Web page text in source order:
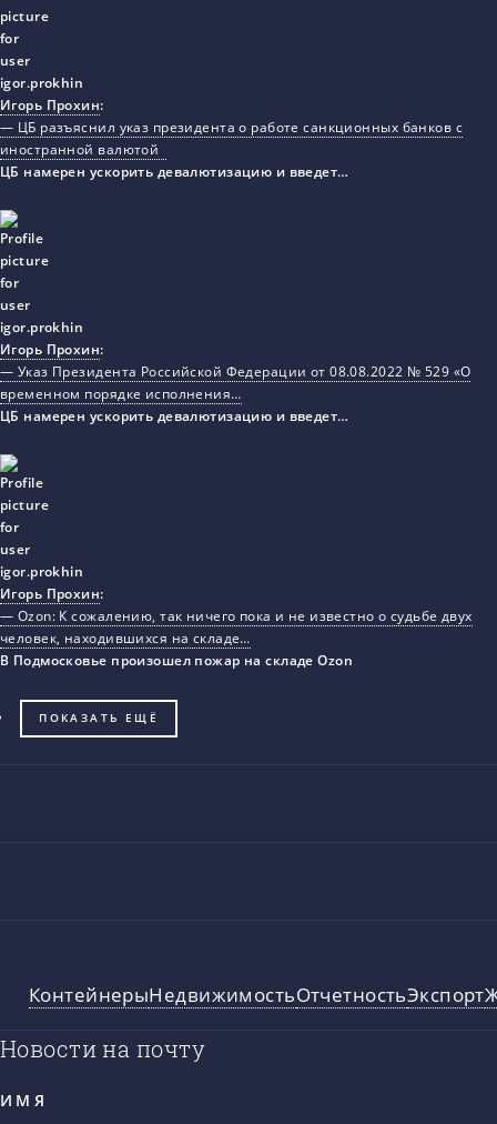
Игорь Прохин:
— ЦБ разъяснил указ президента о работе санкционных банков с
иностранной валютой
ЦБ намерен ускорить девалютизацию и введет…
Игорь Прохин:
— Указ Президента Российской Федерации от 08.08.2022 № 529 «О
временном порядке исполнения…
ЦБ намерен ускорить девалютизацию и введет…
Игорь Прохин:
— Ozon: К сожалению, так ничего пока и не известно о судьбе двух
человек, находившихся на складе…
В Подмосковье произошел пожар на складе Ozon
ПОКАЗАТЬ ЕЩЁ
КонтейнерыНедвижимостьОтчетностьЭкспорт
Новости на почту
ИМЯ